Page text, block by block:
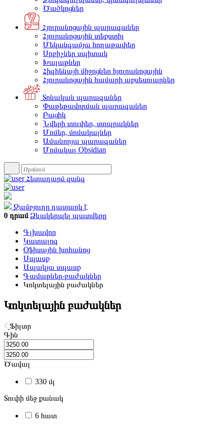
Ծածկոցներ
Հյուրանոցային պարագաներ
Հյուրանոցային տեքստիլ
Մեկանգամյա հողաթափեր
Սրբիչներ սպիտակ
Խալաթներ
Հիգիենայի միջոցներ հյուրանոցային
Հյուրանոցային համարի աքսեսուարներ
Տոնական պարագաներ
Փաթեթավորման պարագաներ
Բացիկ
Նվերի տուփեր, տոպրակներ
Մոմեր, մոմակալներ
Ամանորյա պարագաներ
Մոմակալ Obsidian
Հետադարձ զանգ
Զամբյուղը դատարկ է
0 դրամ Ձևակերպել պատվերը
Գլխավոր
Կատալոգ
Օֆիսային խոհանոց
Սպասք
Ապակյա սպասք
Գավաթներ-բաժակներ
Կոկտելային բաժակներ
Կոկտելային բաժակներ
Ֆիլտր
Գին
Ծավալ
330 մլ
Տուփի մեջ քանակ
6 հատ